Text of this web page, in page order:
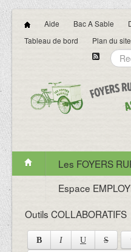
Aide Bac A Sable
Tableau de bord
Plan du site
Les FOYERS
Espace
Outils COLLABORATIFS
B I U S